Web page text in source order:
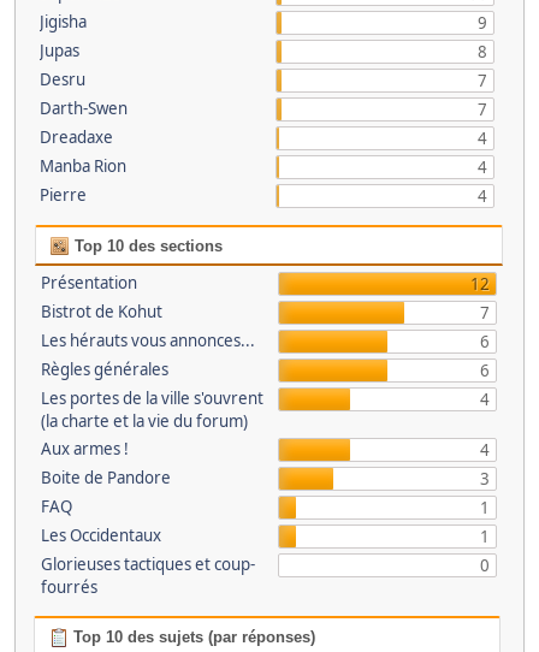
Jigisha
9
Jupas
8
Desru
7
Darth-Swen
7
Dreadaxe
4
Manba Rion
4
Pierre
4
Top 10 des sections
Présentation
12
Bistrot de Kohut
7
Les hérauts vous annonces...
6
Règles générales
6
Les portes de la ville s'ouvrent
(la charte et la vie du forum)
4
Aux armes !
4
Boite de Pandore
3
FAQ
1
Les Occidentaux
1
Glorieuses tactiques et coup-
fourrés
0
Top 10 des sujets (par réponses)